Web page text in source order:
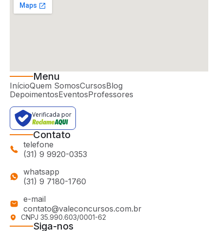
Menu
InícioQuem SomosCursosBlog
DepoimentosEventosProfessores
Verificada por
Contato
telefone
(31) 9 9920-0353
whatsapp
(31) 9 7180-1760
e-mail
contato@valeconcursos.com.br
CNPJ 35.990.603/0001-62
Siga-nos